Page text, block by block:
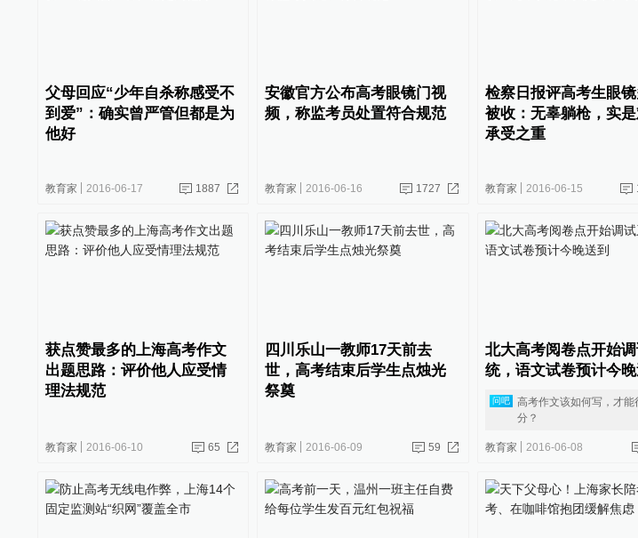
父母回应“少年自杀称感受不
到爱”：确实曾严管但都是为
他好
教育家 2016-06-17 1887
安徽官方公布高考眼镜门视
频，称监考员处置符合规范
教育家 2016-06-16 1727
检察日报评高考生眼
被收：无辜躺枪，实
承受之重
教育家 2016-06-15
获点赞最多的上海高考作文
出题思路：评价他人应受情
理法规范
教育家 2016-06-10 65
四川乐山一教师17天前去
世，高考结束后学生点烛光
祭奠
教育家 2016-06-09 59
北大高考阅卷点开始
统，语文试卷预计今晚
问吧
高考作文该如何写，才能
分？
教育家 2016-06-08